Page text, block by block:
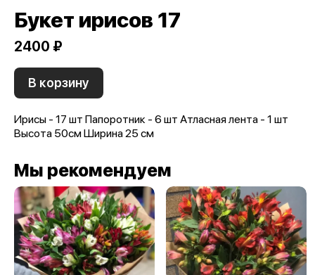
Букет ирисов 17
2400 ₽
В корзину
Ирисы - 17 шт Папоротник - 6 шт Атласная лента - 1 шт
Высота 50см Ширина 25 см
Мы рекомендуем